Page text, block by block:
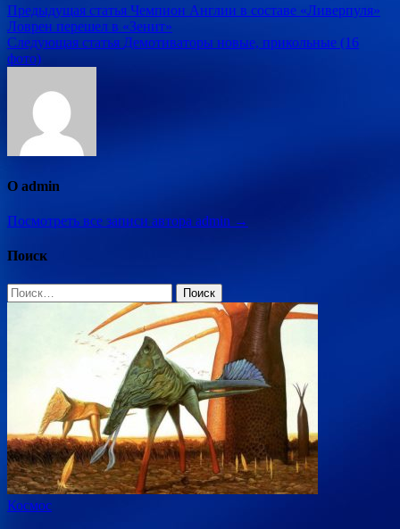
Навигация
по
записям
Предыдущая статья Чемпион Англии в составе «Ливерпуля»
Ловрен перешел в «Зенит»
Следующая статья Демотиваторы новые, прикольные (16
фото)
О admin
Посмотреть все записи автора admin →
Поиск
Найти:
Космос